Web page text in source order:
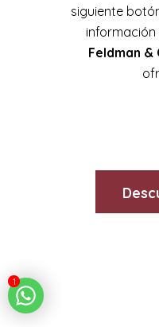
siguiente
Feldman &
1